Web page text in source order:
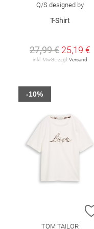
Q/S designed by
T-Shirt
27,99 € 25,19 €
inkl. MwSt. zzgl. Versand
TOM TAILOR
-10%